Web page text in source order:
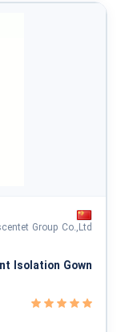
Group Co.,Ltd
Isolation Gown